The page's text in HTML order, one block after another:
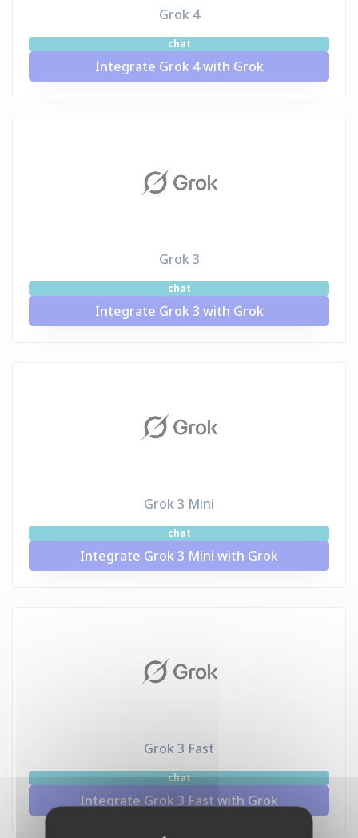
Grok 4
chat
Integrate Grok 4 with Grok
Grok 3
chat
Integrate Grok 3 with Grok
Grok 3 Mini
chat
Integrate Grok 3 Mini with Grok
Grok 3 Fast
chat
Integrate Grok 3 Fast with Grok